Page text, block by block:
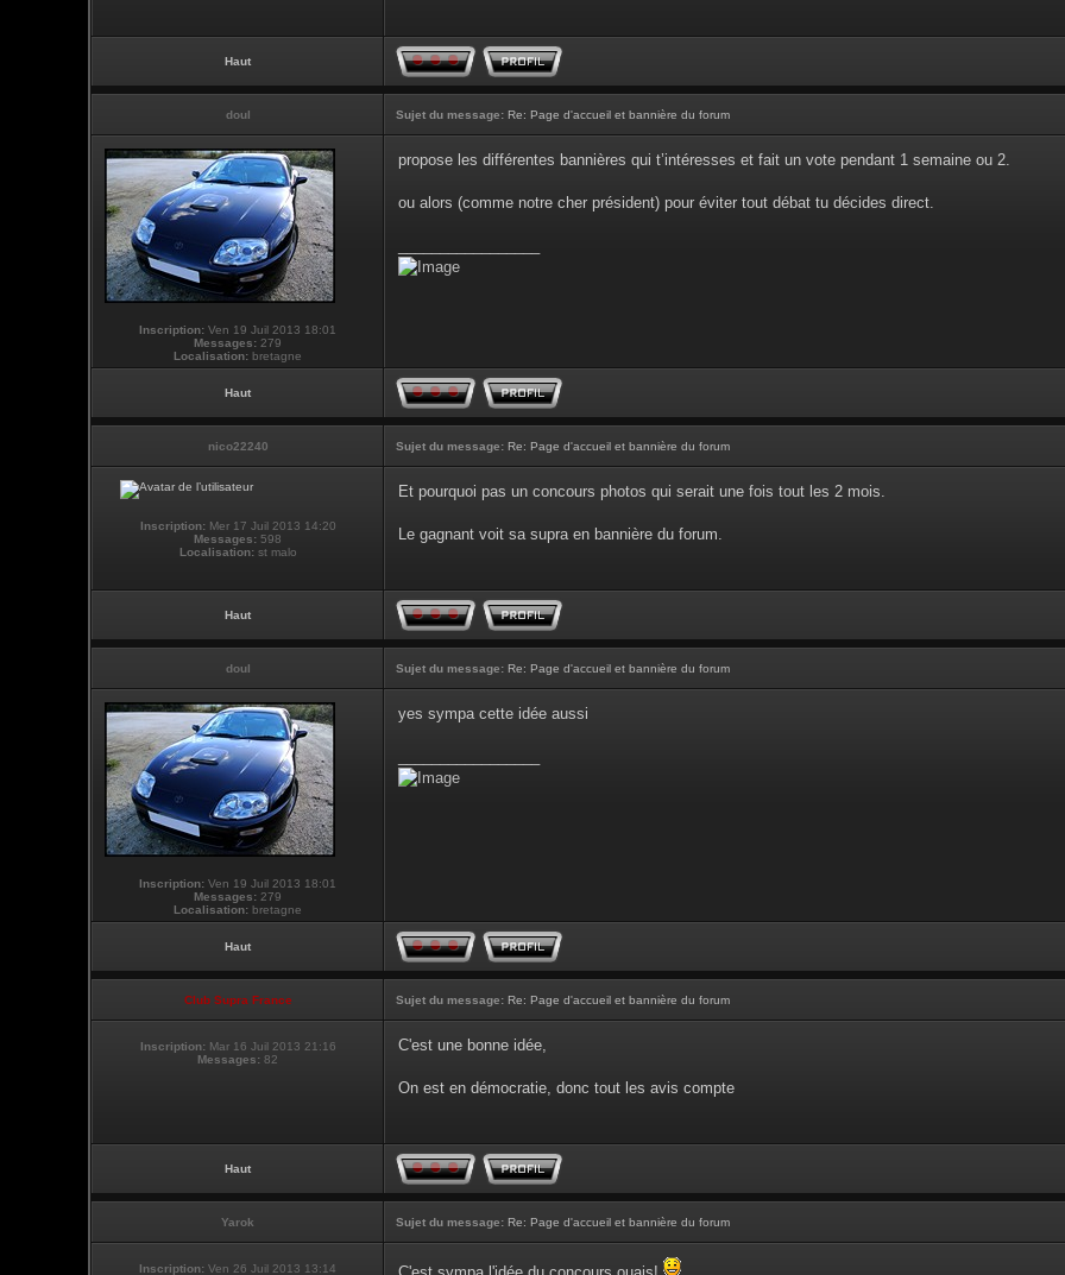
Haut
doul Sujet du message: Re: Page d'accueil et bannière du forum
Inscription: Ven 19 Juil 2013 18:01
Messages: 279
Localisation: bretagne
propose les différentes bannières qui t’intéresses et fait un vote pendant 1 semaine ou 2.
ou alors (comme notre cher président) pour éviter tout débat tu décides direct.
Haut
nico22240 Sujet du message: Re: Page d'accueil et bannière du forum
Inscription:Mer 17 Juil 2013 14:20
Messages: 598
Localisation:st malo
Et pourquoi pas un concours photos qui serait une fois tout les 2 mois.
Le gagnant voit sa supra en bannière du forum.
Haut
doul Sujet du message: Re: Page d'accueil et bannière du forum
Inscription: Ven 19 Juil 2013 18:01
Messages: 279
Localisation: bretagne
yes sympa cette idée aussi
Haut
Club Supra France Sujet du message: Re: Page d'accueil et bannière du forum
Inscription: Mar 16 Juil 2013 21:16
Messages: 82
C'est une bonne idée,
On est en démocratie, donc tout les avis compte
Haut
Yarok Sujet du message: Re: Page d'accueil et bannière du forum
Inscription: Ven 26 Juil 2013 13:14